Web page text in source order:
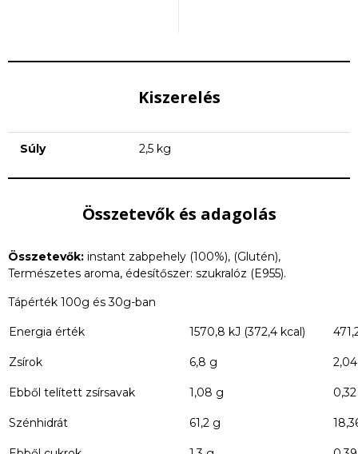
Kiszerelés
Súly 2,5 kg
Összetevők és adagolás
Összetevők: instant zabpehely (100%), (Glutén),
Természetes aroma, édesítőszer: szukralóz (E955).
Tápérték 100g és 30g-ban
Energia érték 1570,8 kJ (372,4 kcal)
Zsírok 6,8 g
Ebből telített zsírsavak 1,08 g
Szénhidrát 61,2 g